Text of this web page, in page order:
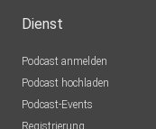
Dienst
Podcast anmelden
Podcast hochladen
Podcast-Events
Registrierung